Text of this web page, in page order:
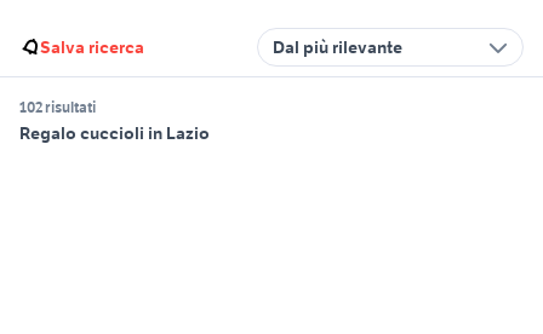
Salva ricerca Dal più rilevante
102 risultati
Regalo cuccioli in Lazio